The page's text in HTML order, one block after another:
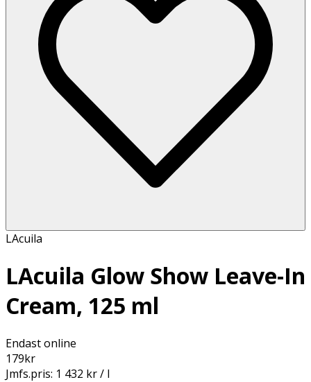
LAcuila
LAcuila Glow Show Leave-In
Cream, 125 ml
Endast online
179kr
Jmfs.pris: 1 432 kr / l